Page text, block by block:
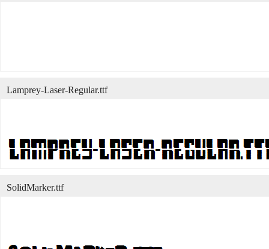
Lamprey-Laser-Regular.ttf
SolidMarker.ttf